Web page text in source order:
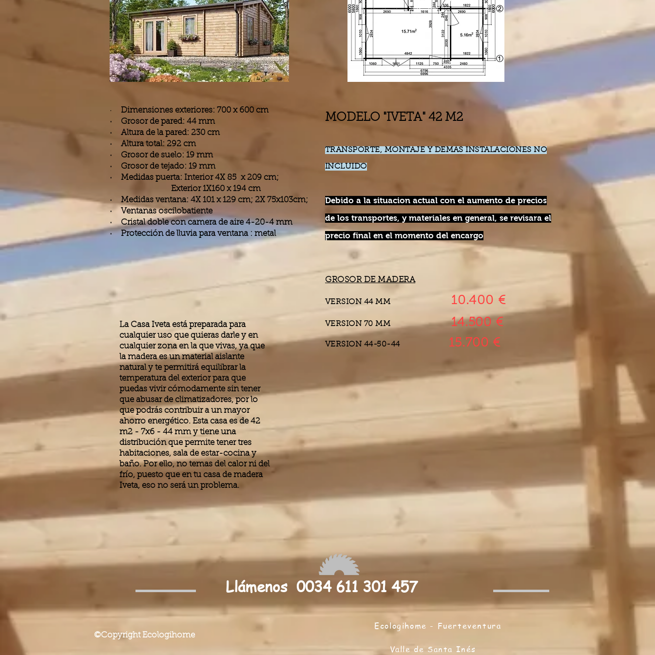
·
Dimensiones exteriores: 700 x 600 cm
· Grosor de pared: 44 mm
· Altura de la pared: 230 cm
· Altura total: 292 cm
· Grosor de suelo: 19 mm
· Grosor de tejado: 19 mm
· Medidas puerta: Interior 4X 85 x 209 cm;
Exterior 1X160 x 194 cm
· Medidas ventana: 4X 101 x 129 cm; 2X 75x103cm;
· Ventanas oscilobatiente
· Cristal doble con camera de aire 4-20-4 mm
· Protección de lluvia para ventana : metal
La Casa Iveta está preparada para
cualquier uso que quieras darle y en
cualquier zona en la que vivas, ya que
la madera es un material aislante
natural y te permitirá equilibrar la
temperatura del exterior para que
puedas vivir cómodamente sin tener
que abusar de climatizadores, por lo
que podrás contribuir a un mayor
ahorro energético. Esta casa es de 42
m2 - 7x6 - 44 mm y tiene una
distribución que permite tener tres
habitaciones, sala de estar-cocina y
baño. Por ello, no temas del calor ni del
frío, puesto que en tu casa de madera
Iveta, eso no será un problema.
MODELO "IVETA" 42 M2
TRANSPORTE, MONTAJE Y DEMAS INSTALACIONES NO
INCLUIDO
Debido a la situacion actual con el aumento de precios
de los transportes, y materiales en general, se revisara el
precio final en el momento del encargo
GROSOR DE MADERA
VERSION 44 MM 10.400 €
VERSION 70 MM 14.500 €
VERSION 44-50-44 15.700 €
Llámenos 0034 611 301 457
©Copyright Ecologihome
Ecologihome - Fuerteventura
Valle de Santa Inés